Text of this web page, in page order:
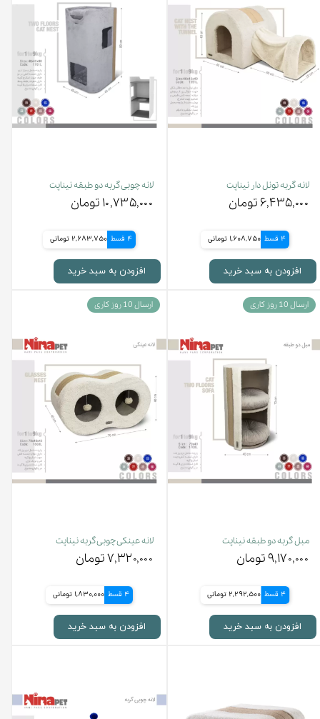
لانه گربه تونل دار نیناپت
۶,۴۳۵,۰۰۰ تومان
4 قسط 1,608,750 تومانی
افزودن به سبد خرید
لانه چوبی گربه دو طبقه نیناپت
۱۰,۷۳۵,۰۰۰ تومان
4 قسط 2,683,750 تومانی
افزودن به سبد خرید
مبل گربه دو طبقه نیناپت
۹,۱۷۰,۰۰۰ تومان
4 قسط 2,292,500 تومانی
افزودن به سبد خرید
ارسال 10 روز کاری
لانه عینکی چوبی گربه نیناپت
۷,۳۲۰,۰۰۰ تومان
4 قسط 1,830,000 تومانی
افزودن به سبد خرید
ارسال 10 روز کاری